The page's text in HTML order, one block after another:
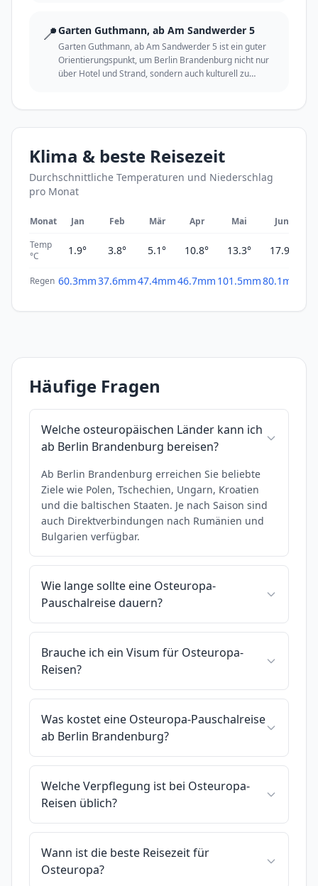
📍Garten Guthmann, ab Am Sandwerder 5
Garten Guthmann, ab Am Sandwerder 5 ist ein guter
Orientierungspunkt, um Berlin Brandenburg nicht nur
über Hotel und Strand, sondern auch kulturell zu
Klima & beste Reisezeit
Durchschnittliche Temperaturen und Niederschlag
pro Monat
Monat Jan Feb Mär Apr Mai Jun
Temp
°C
1.9° 3.8° 5.1° 10.8° 13.3° 17.9°
Regen 60.3mm37.6mm47.4mm46.7mm 101.5mm80.1mm
Häufige Fragen
Welche osteuropäischen Länder kann ich
ab Berlin Brandenburg bereisen?
Ab Berlin Brandenburg erreichen Sie beliebte
Ziele wie Polen, Tschechien, Ungarn, Kroatien
und die baltischen Staaten. Je nach Saison sind
auch Direktverbindungen nach Rumänien und
Bulgarien verfügbar.
Wie lange sollte eine Osteuropa-
Pauschalreise dauern?
Brauche ich ein Visum für Osteuropa-
Reisen?
Was kostet eine Osteuropa-Pauschalreise
ab Berlin Brandenburg?
Welche Verpflegung ist bei Osteuropa-
Reisen üblich?
Wann ist die beste Reisezeit für
Osteuropa?